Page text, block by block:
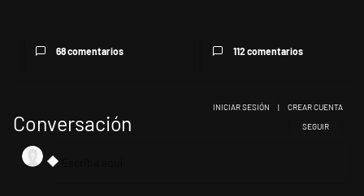
68 comentarios 112 comentarios
Conversación SIGA ESTA
SEGUIR
INICIAR SESIÓN | CREAR CUENTA